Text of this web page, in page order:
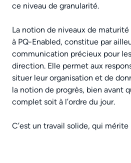
ce niveau de granularité.
La notion de niveaux de maturité
à PQ-Enabled, constitue par
communication précieux pour
direction. Elle permet aux
situer leur organisation et de
la notion de progrès, bien avant
complet soit à l’ordre du jour.
C’est un travail solide, qui